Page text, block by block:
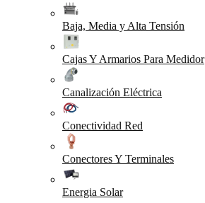
Baja, Media y Alta Tensión
Cajas Y Armarios Para Medidor
Canalización Eléctrica
Conectividad Red
Conectores Y Terminales
Energia Solar